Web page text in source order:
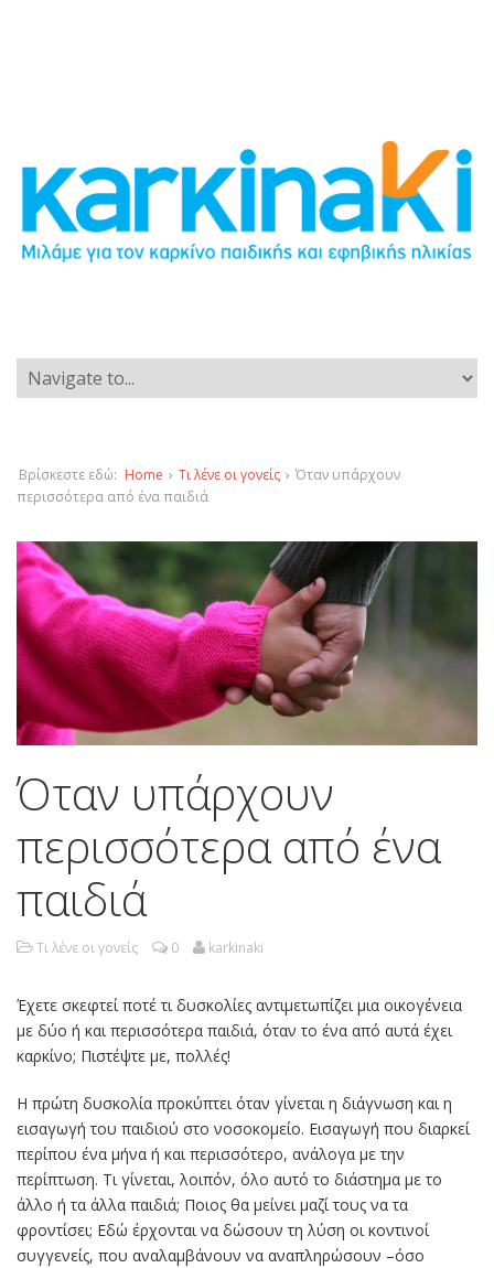
Βρίσκεστε εδώ: Home › Τι λένε οι γονείς › Όταν υπάρχουν
περισσότερα από ένα παιδιά
Όταν υπάρχουν
περισσότερα από ένα
παιδιά
Τι λένε οι γονείς 0 karkinaki
Έχετε σκεφτεί ποτέ τι δυσκολίες αντιμετωπίζει μια οικογένεια
με δύο ή και περισσότερα παιδιά, όταν το ένα από αυτά έχει
καρκίνο; Πιστέψτε με, πολλές!
Η πρώτη δυσκολία προκύπτει όταν γίνεται η διάγνωση και η
εισαγωγή του παιδιού στο νοσοκομείο. Εισαγωγή που διαρκεί
περίπου ένα μήνα ή και περισσότερο, ανάλογα με την
περίπτωση. Τι γίνεται, λοιπόν, όλο αυτό το διάστημα με το
άλλο ή τα άλλα παιδιά; Ποιος θα μείνει μαζί τους να τα
φροντίσει; Εδώ έρχονται να δώσουν τη λύση οι κοντινοί
συγγενείς, που αναλαμβάνουν να αναπληρώσουν –όσο